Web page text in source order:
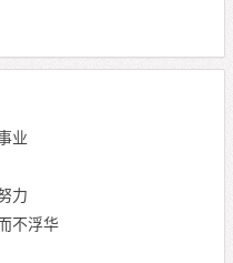
业
力
不浮华